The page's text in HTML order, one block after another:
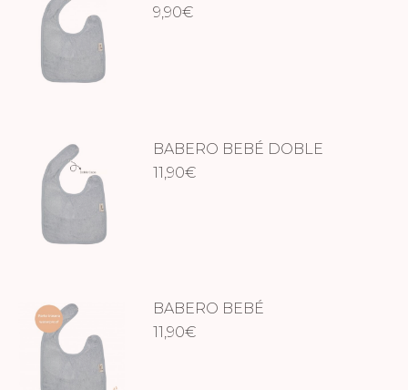
9,90€
BABERO BEBÉ DOBLE
MOON BLUE
11,90€
BABERO BEBÉ
WATERPROOF – MOON BLUE
11,90€